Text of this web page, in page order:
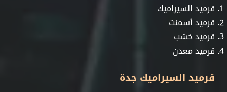
قرميد السيراميك
قرميد أسمنت
قرميد خشب
قرميد معدن
قرميد السيراميك جدة